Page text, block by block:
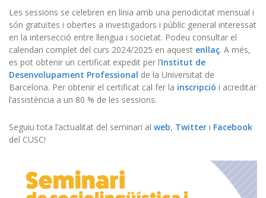
Les sessions se celebren en línia amb una periodicitat mensual i
són gratuïtes i obertes a investigadors i públic general interessat
en la intersecció entre llengua i societat. Podeu consultar el
calendari complet del curs 2024/2025 en aquest enllaç. A més,
es pot obtenir un certificat expedit per l’Institut de
Desenvolupament Professional de la Universitat de
Barcelona. Per obtenir el certificat cal fer la inscripció i acreditar
l’assistència a un 80 % de les sessions.
Seguiu tota l’actualitat del seminari al web, Twitter i Facebook
del CUSC!